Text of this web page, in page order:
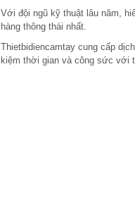
Với đội ngũ kỹ thuật lâu năm,
hàng thông thái nhất.
Thietbidiencamtay cung cấp
kiệm thời gian và công sức với